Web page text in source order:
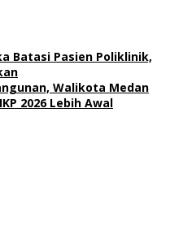
Batasi Pasien Poliklinik,
Walikota Medan
2026 Lebih Awal